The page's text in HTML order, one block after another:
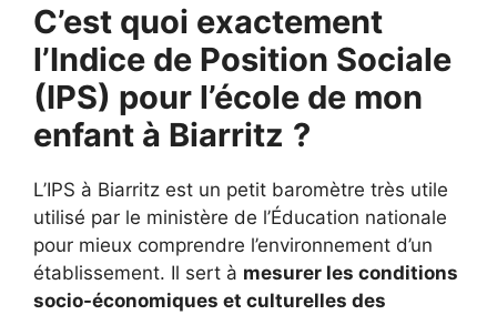
C’est quoi exactement
l’Indice de Position Sociale
(IPS) pour l’école de mon
enfant à Biarritz ?
L’IPS à Biarritz est un petit baromètre très utile
utilisé par le ministère de l’Éducation nationale
pour mieux comprendre l’environnement d’un
établissement. Il sert à mesurer les conditions
socio-économiques et culturelles des